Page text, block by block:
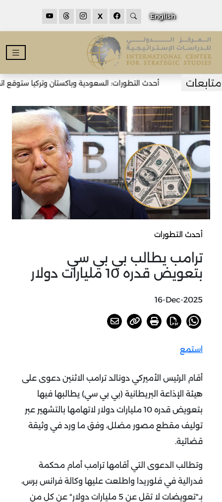
English
X
أحدث التطورات: السعودية وباكستان وتركيا ستوقع
أحدث التطورات
ترامب يطالب بي بي سي
بتعويض قدره 10 مليارات دولار
16-Dec-2025
استمع
أقام الرئيس الأميركي دونالد ترامب الاثنين دعوى على
هيئة الإذاعة البريطانية (بي بي سي) يطالبها فيها
بتعويض قدره 10 مليارات دولار لاتهامها بالتشهير عبر
توليف مقطع مصور مضلل، وفق ما ورد في وثيقة
قضائية.
وتطالب الدعوى التي أقامها ترامب أمام محكمة
فدرالية في فلوريدا واطلعت عليها وكالة فرانس برس،
بـ"تعويضات لا تقل عن 5 مليارات دولار" عن كل من